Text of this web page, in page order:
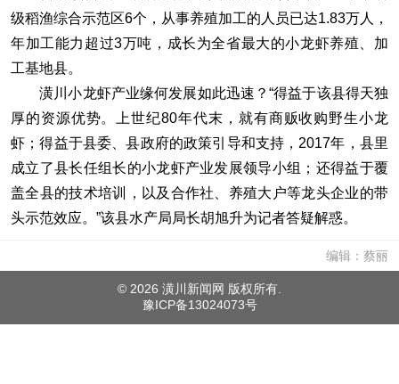
级稻渔综合示范区6个，从事养殖加工的人员已达1.83万人，
年加工能力超过3万吨，成长为全省最大的小龙虾养殖、加
工基地县。
潢川小龙虾产业缘何发展如此迅速？“得益于该县得天独
厚的资源优势。上世纪80年代末，就有商贩收购野生小龙
虾；得益于县委、县政府的政策引导和支持，2017年，县里
成立了县长任组长的小龙虾产业发展领导小组；还得益于覆
盖全县的技术培训，以及合作社、养殖大户等龙头企业的带
头示范效应。”该县水产局局长胡旭升为记者答疑解惑。
编辑：蔡丽
© 2026 潢川新闻网 版权所有.
豫ICP备13024073号